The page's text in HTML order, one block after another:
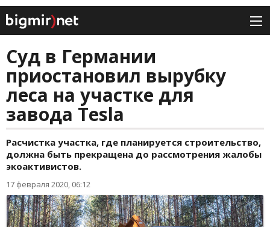
Суд в Германии
приостановил вырубку
леса на участке для
завода Tesla
Расчистка участка, где планируется строительство,
должна быть прекращена до рассмотрения жалобы
экоактивистов.
17 февраля 2020, 06:12